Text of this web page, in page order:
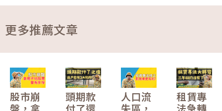
更多推薦文章
股市崩
盤，拿
頭期款
付了還
人口流
失區，
租賃專
法急轉